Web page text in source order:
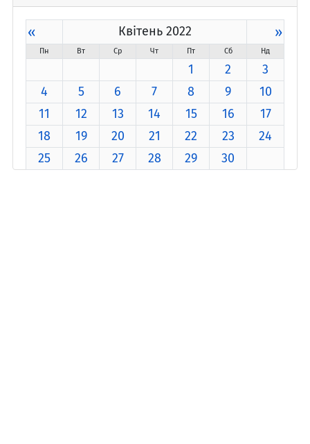
« Квітень 2022 »
Пн Вт Ср Чт Пт Сб Нд
1 2
3
4
5 6 7 8 9
10
11
12 13 14 15 16
17
18
19 20 21 22 23
24
25
26 27 28 29 30